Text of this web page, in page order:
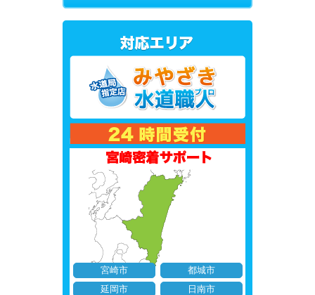
宮崎市
都城市
延岡市
日南市